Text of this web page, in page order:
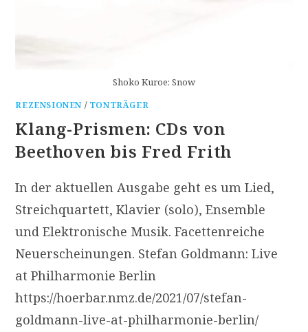
Shoko Kuroe: Snow
REZENSIONEN / TONTRÄGER
Klang-Prismen: CDs von
Beethoven bis Fred Frith
In der aktuellen Ausgabe geht es um Lied,
Streichquartett, Klavier (solo), Ensemble
und Elektronische Musik. Facettenreiche
Neuerscheinungen. Stefan Goldmann: Live
at Philharmonie Berlin
https://hoerbar.nmz.de/2021/07/stefan-
goldmann-live-at-philharmonie-berlin/